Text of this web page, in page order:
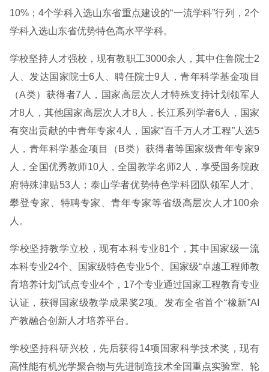
10%；4个学科入选山东省重点建设的“一流学科”行列，2个
学科入选山东省优势特色高水平学科。
学校坚持人才强校，现有教职工3000余人，其中住鲁院士2
人、发达国家院士6人、聘任院士9人，青年科学基金项目
（A类）获得者7人，国家高层次人才特殊支持计划领军人
才8人，其他国家高层次人才8人，长江系列学者6人，国家
有突出贡献的中青年专家4人，国家“百千万人才工程”人选5
人，青年科学基金项目（B类）获得者等国家级青年专家9
人，全国优秀教师10人，全国教学名师2人，享受国务院政
府特殊津贴53人；泰山学者优势特色学科团队领军人才、
攀登专家、特聘专家、青年专家等省级高层次人才100余
人。
学校坚持教学立校，现有本科专业81个，其中国家级一流
本科专业24个、国家级特色专业5个、国家级“卓越工程师教
育培养计划”试点专业4个，17个专业通过国家工程教育专业
认证，获得国家级教学成果奖2项。发布全省首个“橡新”AI
产教融合创新人才培养平台。
学校坚持科研兴校，先后获得14项国家科学技术奖，现有
高性能有机光学聚合物与先进制造技术全国重点实验室、轮